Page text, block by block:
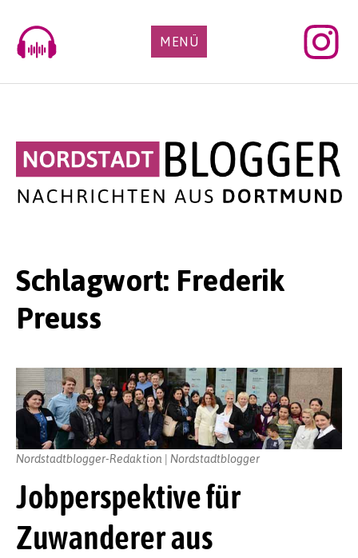
content
MENÜ
Schlagwort: Frederik
Preuss
Jobperspektive für
Zuwanderer aus
Nordstadtblogger-Redaktion | Nordstadtblogger